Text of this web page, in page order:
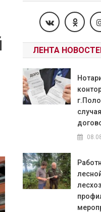
ЛЕНТА